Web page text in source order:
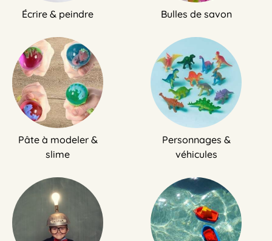
Écrire & peindre Bulles de savon
Pâte à modeler &
slime
Personnages &
véhicules